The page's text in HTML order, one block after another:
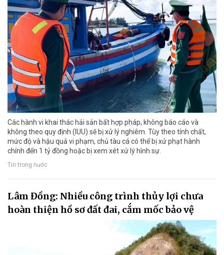
Các hành vi khai thác hải sản bất hợp pháp, không báo cáo và
không theo quy định (IUU) sẽ bị xử lý nghiêm. Tùy theo tính chất,
mức độ và hậu quả vi phạm, chủ tàu cá có thể bị xử phạt hành
chính đến 1 tỷ đồng hoặc bị xem xét xử lý hình sự.
Tin trong nước
Lâm Đồng: Nhiều công trình thủy lợi chưa
hoàn thiện hồ sơ đất đai, cắm mốc bảo vệ